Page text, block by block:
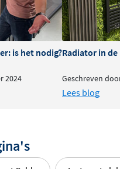
is het nodig?
2024
Radiator in
Geschreven
Lees blog